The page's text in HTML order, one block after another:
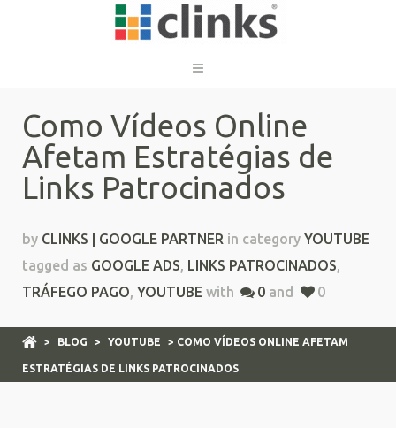
Como Vídeos Online
Afetam Estratégias de
Links Patrocinados
by CLINKS | GOOGLE PARTNER in category YOUTUBE
tagged as GOOGLE ADS, LINKS PATROCINADOS,
TRÁFEGO PAGO, YOUTUBE with 0 and 0
> BLOG > YOUTUBE > COMO VÍDEOS ONLINE AFETAM
ESTRATÉGIAS DE LINKS PATROCINADOS